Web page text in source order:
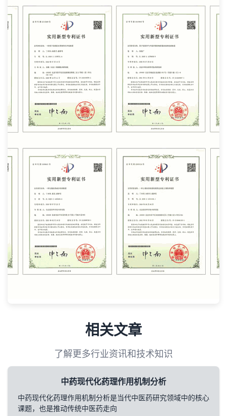
相关文章
了解更多行业资讯和技术知识
中药现代化药理作用机制分析
中药现代化药理作用机制分析是当代中医药研究领域中的核心
课题，也是推动传统中医药走向